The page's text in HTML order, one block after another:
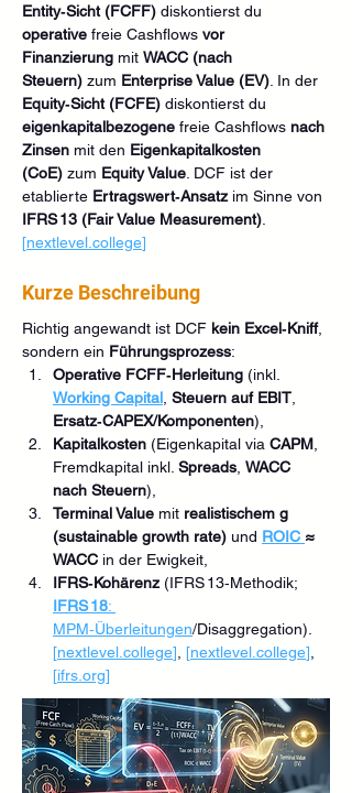
Entity‑Sicht (FCFF) diskontierst du
operative freie Cashflows vor
Finanzierung mit WACC (nach
Steuern) zum Enterprise Value (EV) . In der
Equity‑Sicht (FCFE) diskontierst du
eigenkapitalbezogene freie Cashflows nach
Zinsen mit den Eigenkapitalkosten
(CoE) zum Equity Value . DCF ist der
etablierte Ertragswert‑Ansatz im Sinne von
IFRS 13 (Fair Value Measurement)
[nextlevel.college]
Kurze Beschreibung
Richtig angewandt ist DCF kein Excel‑Kniff,
sondern ein Führungsprozess:
Operative FCFF‑Herleitung (inkl.
Working Capital Steuern auf EBIT
Ersatz‑CAPEX/Komponenten),
Kapitalkosten (Eigenkapital via CAPM
Fremdkapital inkl. Spreads WACC
nach Steuern),
Terminal Value mit realistischem g
(sustainable growth rate) und ROIC ≈
WACC in der Ewigkeit,
IFRS‑Kohärenz (IFRS 13‑Methodik;
IFRS 18:
MPM‑Überleitungen/Disaggregation).
[nextlevel.college] [nextlevel.college]
[ifrs.org]